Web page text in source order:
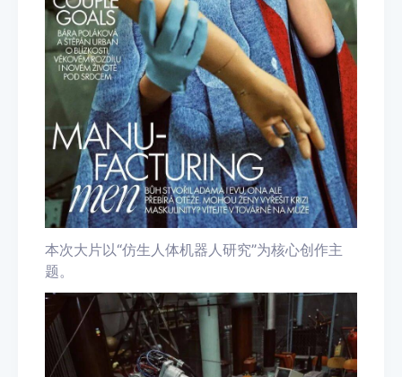
本次大片以“仿生人体机器人研究”为核心创作主
题。